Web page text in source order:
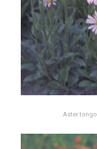
Aster